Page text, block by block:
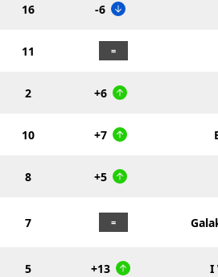
16 -6
11
2 +6
10 +7
8 +5
7
5 +13 I